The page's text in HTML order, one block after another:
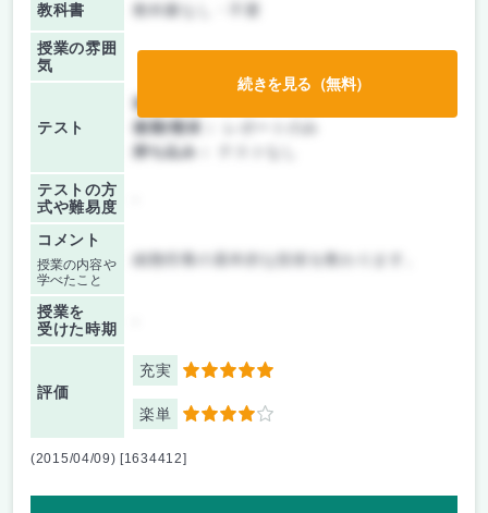
教科書 教科書なし・不要
授業の雰囲
気
テスト
前期/中間：
後期/期末：
持ち込み：
テストの方
式や難易度
コメント
授業の内容や
学べたこと
細胞培養の基本的な技術を教わります。
授業を
受けた時期
評価
充実 5
楽単 4
続きを見る（無料）
(2015/04/09) [1634412]